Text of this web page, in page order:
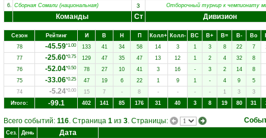
6. Сборная Сомали (национальная) з Отборочный турнир к чемпионату
Команды Ст Дивизион
Сезон Рейтинг И В Н П Колл+ Колл- ВC В+ В= В- Вo
78
-45.59*1.00 133 41 34 58 14 3 1 3 8 22 7
77
-25.60*0.75 129 47 35 47 13 12 1 2 4 32
8
76
-52.04*0.50 78 27 10 41 3 16 - 3 2 14
8
75
-33.06*0.25 47 19 6 22 1 9 1 - 4 9
5
74
-5.24*0.00 15 7 - 8 - - - - 1 3
3
Итого:
-99.1 402 141 85 176 31 40 3 8 19 80 31
Всего событий: 116. Страница 1 из 3. Страницы:
Сез. День Дата